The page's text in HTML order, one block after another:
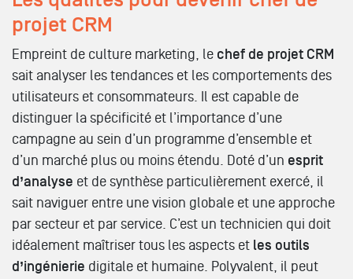
projet CRM
Empreint de culture marketing, le chef de projet CRM
sait analyser les tendances et les comportements des
utilisateurs et consommateurs. Il est capable de
distinguer la spécificité et l’importance d’une
campagne au sein d’un programme d’ensemble et
d’un marché plus ou moins étendu. Doté d’un esprit
d’analyse et de synthèse particulièrement exercé, il
sait naviguer entre une vision globale et une approche
par secteur et par service. C’est un technicien qui doit
idéalement maîtriser tous les aspects et les outils
d’ingénierie digitale et humaine. Polyvalent, il peut